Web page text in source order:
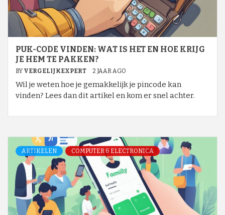
PUK-CODE VINDEN: WAT IS HET EN HOE KRIJG
JE HEM TE PAKKEN?
BY VERGELIJKEXPERT 2 JAAR AGO
Wil je weten hoe je gemakkelijk je pincode kan
vinden? Lees dan dit artikel en kom er snel achter.
ARTIKELEN COMPUTER & ELECTRONICA